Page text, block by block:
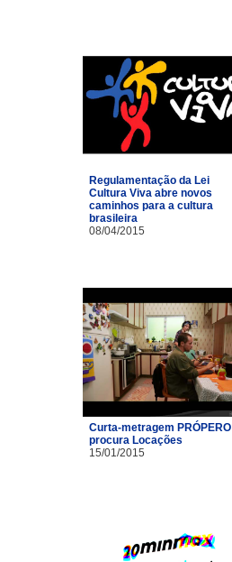
Regulamentação da Lei
Cultura Viva abre novos
caminhos para a cultura
brasileira
08/04/2015
Curta-metragem PRÓPERO
procura Locações
15/01/2015